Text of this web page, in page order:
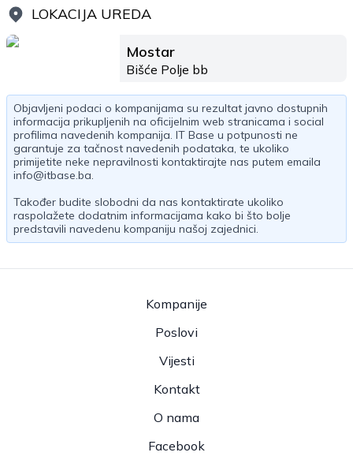
LOKACIJA UREDA
Mostar
Bišće Polje bb
Objavljeni podaci o kompanijama su rezultat javno dostupnih
informacija prikupljenih na oficijelnim web stranicama i social
profilima navedenih kompanija. IT Base u potpunosti ne
garantuje za tačnost navedenih podataka, te ukoliko
primijetite neke nepravilnosti kontaktirajte nas putem emaila
info@itbase.ba.
Također budite slobodni da nas kontaktirate ukoliko
raspolažete dodatnim informacijama kako bi što bolje
predstavili navedenu kompaniju našoj zajednici.
Kompanije
Poslovi
Vijesti
Kontakt
O nama
Facebook